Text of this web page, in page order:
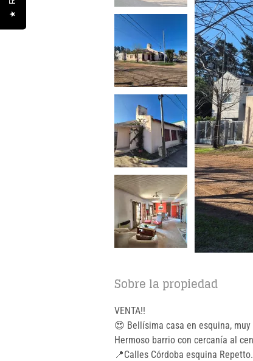
Sobre la propiedad
VENTA!!
😍 Bellísima casa en esquina,
Hermoso barrio con cercanía al
📍Calles Córdoba esquina
★